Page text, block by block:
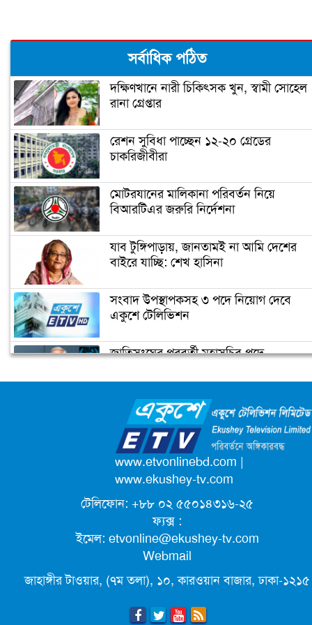
ঝালকাঠিতে পিলার চোরাচালান চক্রের ৮
সদস্য আটক
নারায়ণগঞ্জে গুদাম পরিষ্কার করতে গিয়ে ২
নারায়ণগঞ্জ পাসপোর্ট অফিসে ভাঙচুর,
কানাডা প্রবাসী আটক
করলো সন্ত্রাসীরা
ডিসির বাসভবনে পুলিশ কনস্টেবলের
আত্মহত্যা
উপজেলা ছাত্রলীগের নতুন কমিটি
আনন্দ মিছিল
সর্বাধিক পঠিত
দক্ষিণখানে নারী চিকিৎসক খুন, স্বামী সোহেল
রানা গ্রেপ্তার
রেশন সুবিধা পাচ্ছেন ১২-২০ গ্রেডের
চাকরিজীবীরা
মোটরযানের মালিকানা পরিবর্তন নিয়ে
বিআরটিএর জরুরি নির্দেশনা
যাব টুঙ্গিপাড়ায়, জানতামই না আমি দেশের
বাইরে যাচ্ছি: শেখ হাসিনা
সংবাদ উপস্থাপকসহ ৩ পদে নিয়োগ দেবে
একুশে টেলিভিশন
জাতিসংঘের পরবর্তী মহাসচিব পদে
ক্যাম্পাস অ্যাম্বাসেডর নিয়োগ দিচ্ছে একুশে
টেলিভিশন
পদোন্নতি পেয়ে সচিব হলেন ২ কর্মকর্তা
লিগ্যাল এইডের মাধ্যমে সন্তান ফিরে পেল
সেই কিশোরী মা জুঁই
জেট ফুয়েলের দাম কমলো লিটারে ১৯ টাকা
মূল্যস্ফীতি কমে জুনে ৯ দশমিক ১৬ শতাংশ
www.etvonlinebd.com |
www.ekushey-tv.com
টেলিফোন: +৮৮ ০২ ৫৫০১৪৩১৬-২৫
ফ্যক্স :
ইমেল: etvonline@ekushey-tv.com
Webmail
জাহাঙ্গীর টাওয়ার, (৭ম তলা), ১০, কারওয়ান বাজার, ঢাকা-১২১৫